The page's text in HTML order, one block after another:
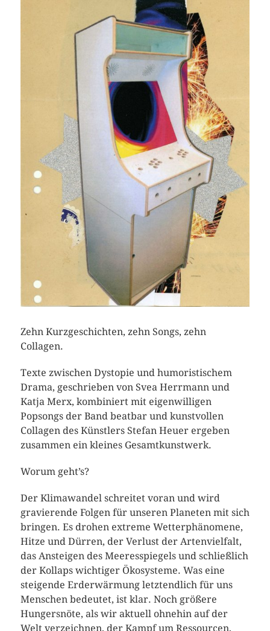
Zehn Kurzgeschichten, zehn Songs, zehn
Collagen.
Texte zwischen Dystopie und humoristischem
Drama, geschrieben von Svea Herrmann und
Katja Merx, kombiniert mit eigenwilligen
Popsongs der Band beatbar und kunstvollen
Collagen des Künstlers Stefan Heuer ergeben
zusammen ein kleines Gesamtkunstwerk.
Worum geht’s?
Der Klimawandel schreitet voran und wird
gravierende Folgen für unseren Planeten mit sich
bringen. Es drohen extreme Wetterphänomene,
Hitze und Dürren, der Verlust der Artenvielfalt,
das Ansteigen des Meeresspiegels und schließlich
der Kollaps wichtiger Ökosysteme. Was eine
steigende Erderwärmung letztendlich für uns
Menschen bedeutet, ist klar. Noch größere
Hungersnöte, als wir aktuell ohnehin auf der
Welt verzeichnen, der Kampf um Ressourcen,